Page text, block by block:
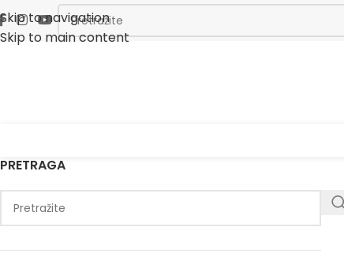
Skip to navigation
Skip to main content
PRETRAGA